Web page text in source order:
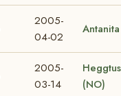
2005-
04-02
Antanita
2005-
03-14
(NO)